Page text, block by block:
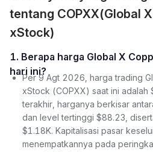
tentang COPXX(Global
xStock)
1. Berapa harga Global X Copper Miners xStock
hari ini?
Per 9 Agt 2026, harga trading
xStock (COPXX) saat ini adalah
terakhir, harganya berkisar
dan level tertinggi $88.23,
$1.18K. Kapitalisasi pasar
menempatkannya pada